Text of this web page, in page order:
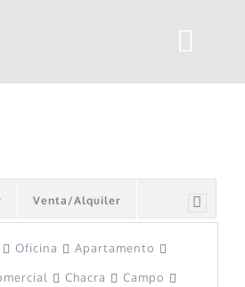
CONTACTO
Venta/Alquiler
Oficina Apartamento
Chacra Campo